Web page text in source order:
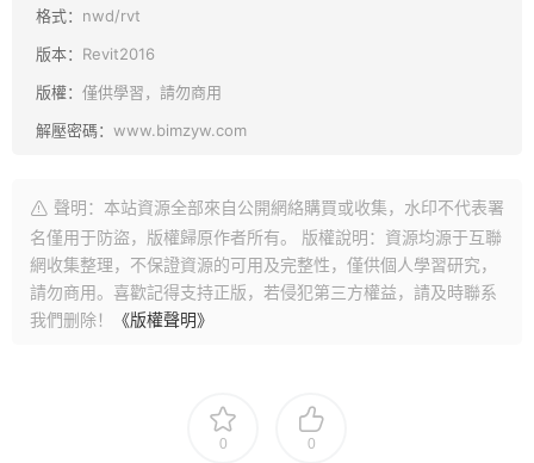
格式： nwd/rvt
版本： Revit2016
版權： 僅供學習，請勿商用
解壓密碼： www.bimzyw.com
聲明：本站資源全部來自公開網絡購買或收集，水印不代表署
名僅用于防盜，版權歸原作者所有。 版權說明：資源均源于互聯
網收集整理，不保證資源的可用及完整性，僅供個人學習研究，
請勿商用。喜歡記得支持正版，若侵犯第三方權益，請及時聯系
我們删除！
《版權聲明》
0 0